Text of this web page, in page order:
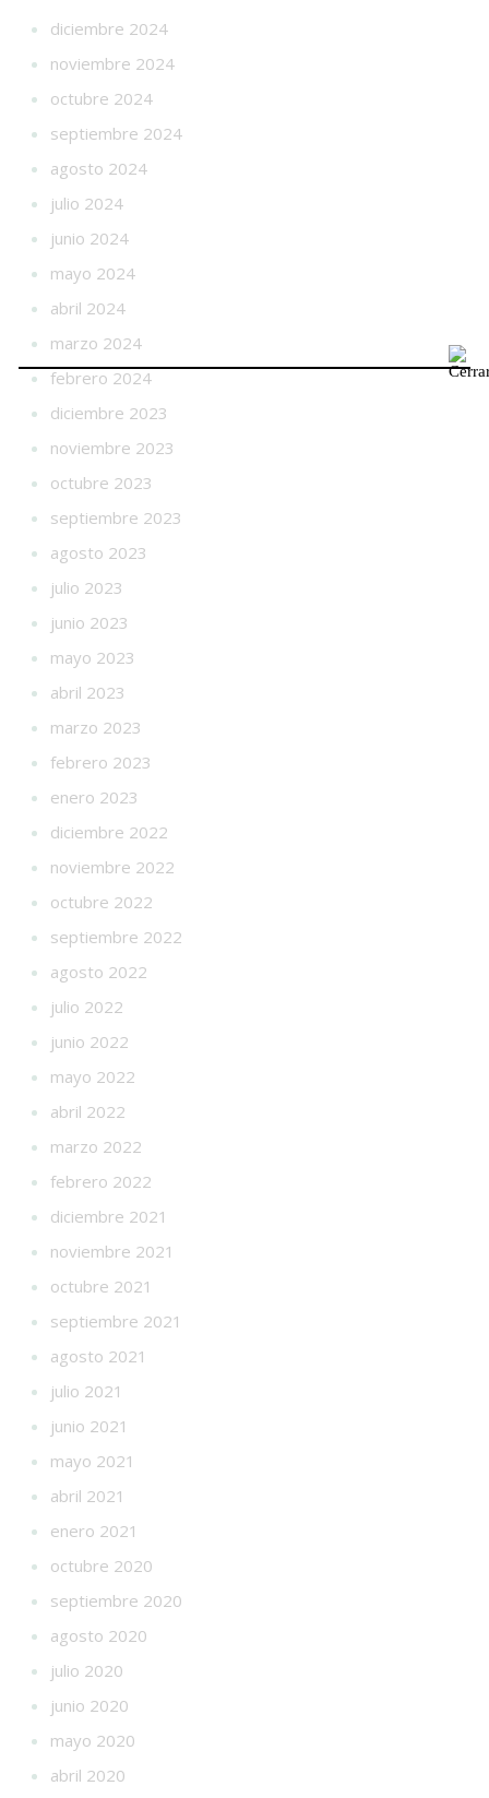
diciembre 2024
noviembre 2024
octubre 2024
septiembre 2024
agosto 2024
julio 2024
junio 2024
mayo 2024
abril 2024
marzo 2024
febrero 2024
diciembre 2023
noviembre 2023
octubre 2023
septiembre 2023
agosto 2023
julio 2023
junio 2023
mayo 2023
abril 2023
marzo 2023
febrero 2023
enero 2023
diciembre 2022
noviembre 2022
octubre 2022
septiembre 2022
agosto 2022
julio 2022
junio 2022
mayo 2022
abril 2022
marzo 2022
febrero 2022
diciembre 2021
noviembre 2021
octubre 2021
septiembre 2021
agosto 2021
julio 2021
junio 2021
mayo 2021
abril 2021
enero 2021
octubre 2020
septiembre 2020
agosto 2020
julio 2020
junio 2020
mayo 2020
abril 2020